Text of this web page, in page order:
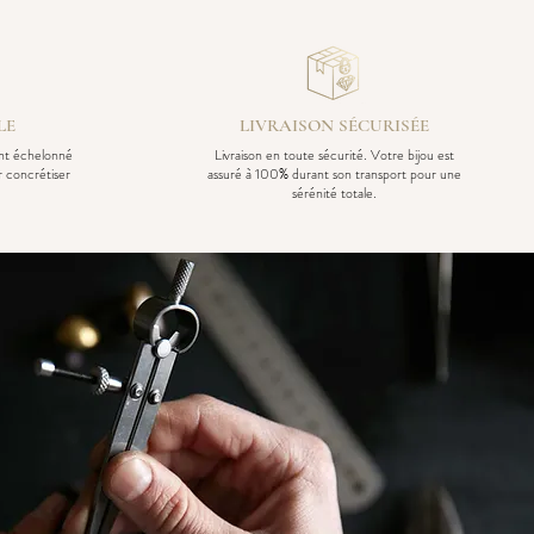
échelonné
concrétiser
LIVRAISON SÉCURISÉE
Livraison en toute sécurité. Votre bijou est
assuré à 100% durant son transport pour une
sérénité totale.